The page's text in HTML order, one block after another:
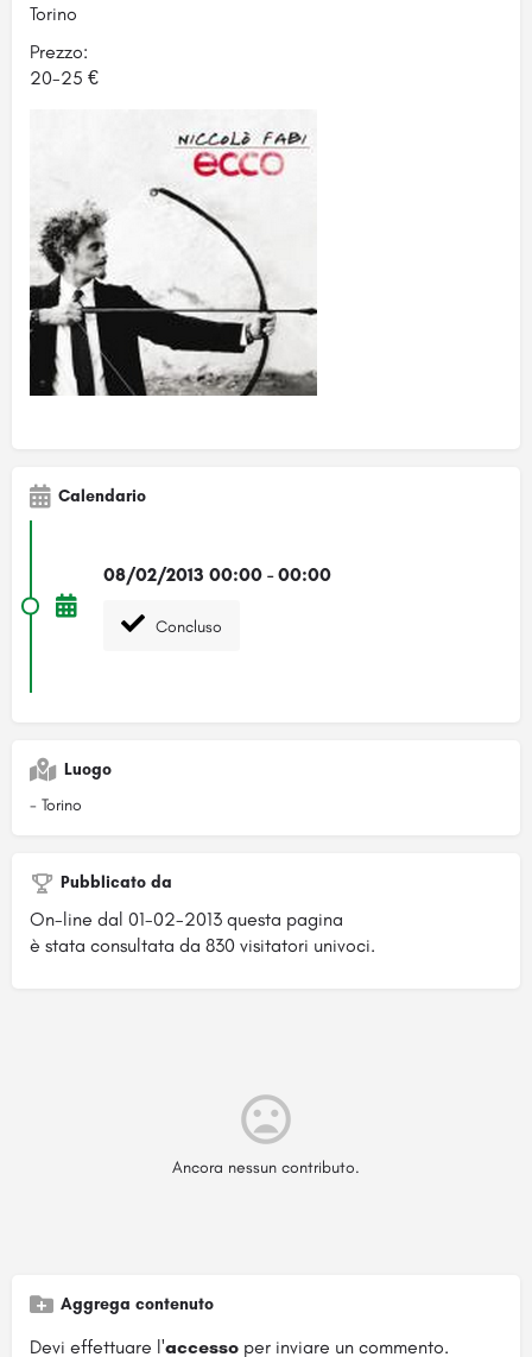
Torino
Prezzo:
20-25 €
Calendario
08/02/2013 00:00 - 00:00
Concluso
Luogo
- Torino
Pubblicato da
On-line dal 01-02-2013 questa pagina
è stata consultata da 830 visitatori univoci.
Ancora nessun contributo.
Aggrega contenuto
Devi effettuare l'accesso per inviare un commento.